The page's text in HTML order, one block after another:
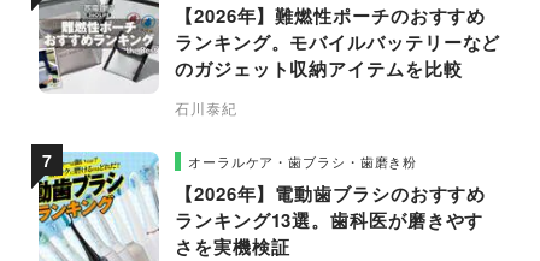
【2026年】難燃性ポーチのおすすめ
ランキング。モバイルバッテリーなど
のガジェット収納アイテムを比較
石川泰紀
オーラルケア・歯ブラシ・歯磨き粉
【2026年】電動歯ブラシのおすすめ
ランキング13選。歯科医が磨きやす
さを実機検証